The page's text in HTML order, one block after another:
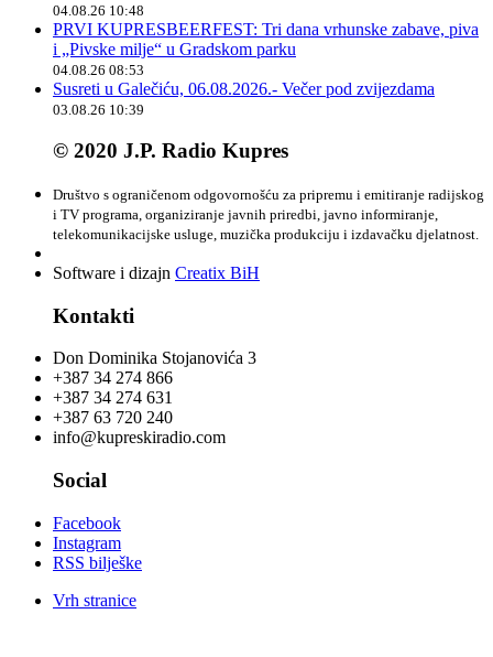
04.08.26 10:48
PRVI KUPRESBEERFEST: Tri dana vrhunske zabave, piva
i „Pivske milje“ u Gradskom parku
04.08.26 08:53
Susreti u Galečiću, 06.08.2026.- Večer pod zvijezdama
03.08.26 10:39
© 2020 J.P. Radio Kupres
Društvo s ograničenom odgovornošću za pripremu i emitiranje radijskog
i TV programa, organiziranje javnih priredbi, javno informiranje,
telekomunikacijske usluge, muzička produkciju i izdavačku djelatnost.
Software i dizajn Creatix BiH
Kontakti
Don Dominika Stojanovića 3
+387 34 274 866
+387 34 274 631
+387 63 720 240
info@kupreskiradio.com
Social
Facebook
Instagram
RSS bilješke
Vrh stranice